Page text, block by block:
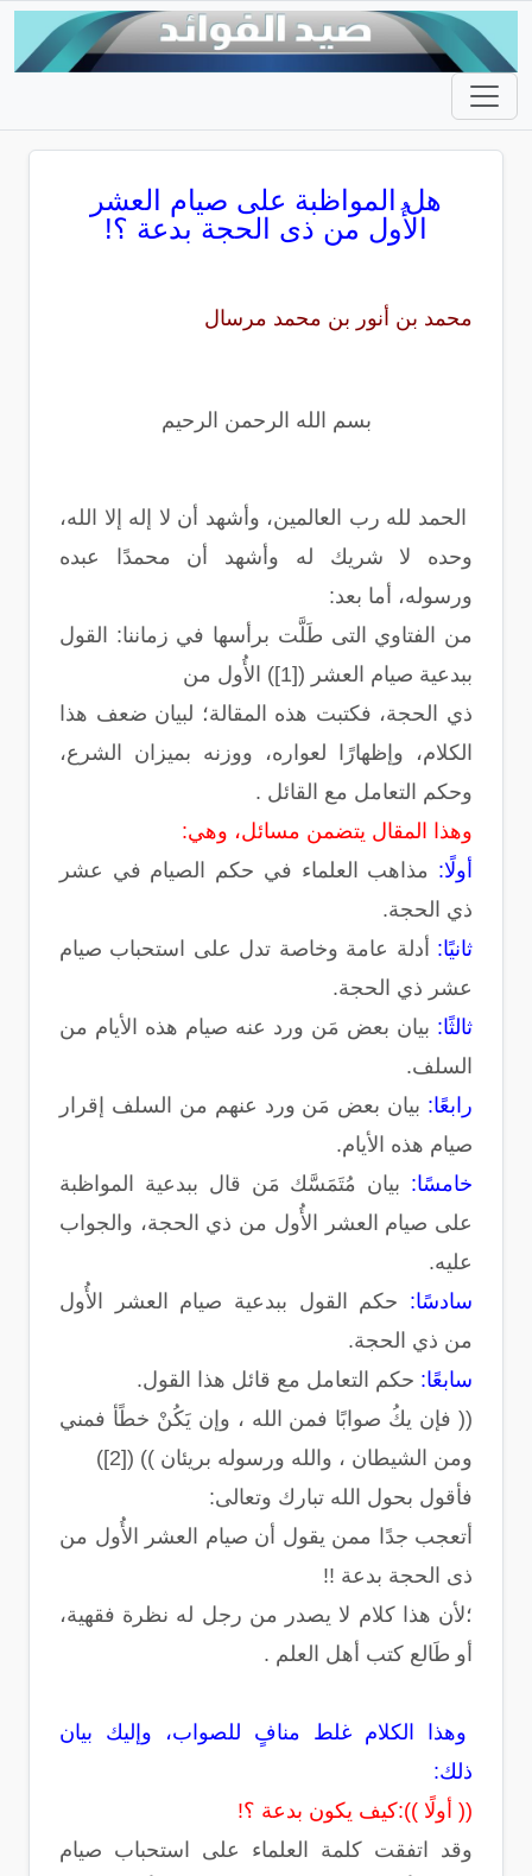
هل المواظبة على صيام العشر
الأُول من ذى الحجة بدعة ؟!
محمد بن أنور بن محمد مرسال
بسم الله الرحمن الرحيم
الحمد لله رب العالمين، وأشهد أن لا إله إلا الله،
وحده لا شريك له وأشهد أن محمدًا عبده
ورسوله، أما بعد:
من الفتاوي التى طَلَّت برأسها في زماننا: القول
ببدعية صيام العشر ([1]) الأُول من
ذي الحجة، فكتبت هذه المقالة؛ لبيان ضعف هذا
الكلام، وإظهارًا لعواره، ووزنه بميزان الشرع،
وحكم التعامل مع القائل .
وهذا المقال يتضمن مسائل، وهي:
أولًا: مذاهب العلماء في حكم الصيام في عشر
ذي الحجة.
ثانيًا:
أدلة عامة وخاصة تدل على استحباب صيام
عشر ذي الحجة.
ثالثًا: بيان بعض مَن ورد عنه صيام هذه الأيام من
السلف.
رابعًا: بيان بعض مَن ورد عنهم من السلف إقرار
صيام هذه الأيام.
خامسًا: بيان مُتَمَسَّك مَن قال ببدعية المواظبة
على صيام العشر الأُول من ذي الحجة، والجواب
عليه.
سادسًا: حكم القول ببدعية صيام العشر الأُول
من ذي الحجة.
سابعًا: حكم التعامل مع قائل هذا القول.
(( فإن يكُ صوابًا فمن الله ، وإن يَكُنْ خطًأ فمني
ومن الشيطان ، والله ورسوله بريئان )) ([2])
فأقول بحول الله تبارك وتعالى:
أتعجب جدًا ممن يقول أن صيام العشر الأُول من
ذى الحجة بدعة !!
؛لأن هذا كلام لا يصدر من رجل له نظرة فقهية،
أو طَالع كتب أهل العلم .
وهذا الكلام غلط منافٍ للصواب، وإليك بيان
ذلك:
(( أولًا )):كيف يكون بدعة ؟!
وقد اتفقت كلمة العلماء على استحباب صيام